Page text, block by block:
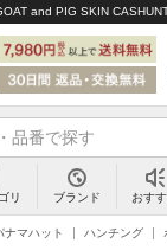
リ ブランド おす
ナマハット ハンチング